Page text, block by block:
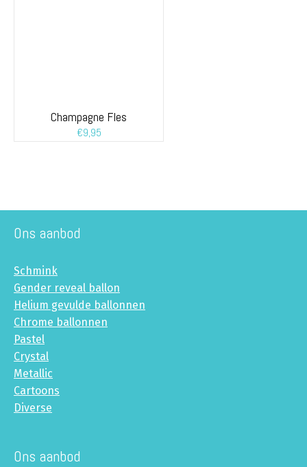
Champagne Fles
€9,95
Ons aanbod
Schmink
Gender reveal ballon
Helium gevulde ballonnen
Chrome ballonnen
Pastel
Crystal
Metallic
Cartoons
Diverse
Ons aanbod